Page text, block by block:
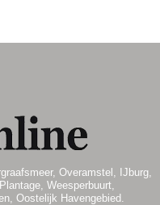
Overamstel, IJburg,
Weesperbuurt,
Oostelijk Havengebied.